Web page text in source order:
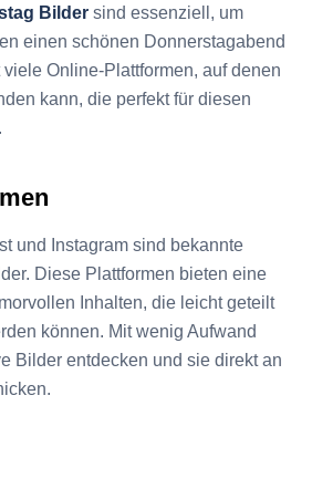
Bilder sind essenziell, um
einen schönen Donnerstagabend
Online-Plattformen, auf denen
kann, die perfekt für diesen
und Instagram sind bekannte
Diese Plattformen bieten eine
Inhalten, die leicht geteilt
können. Mit wenig Aufwand
Bilder entdecken und sie direkt an